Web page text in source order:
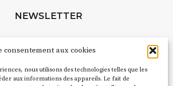
consentement aux cookies
nous utilisons des technologies telles que les
aux informations des appareils. Le fait de
NEWSLETTER